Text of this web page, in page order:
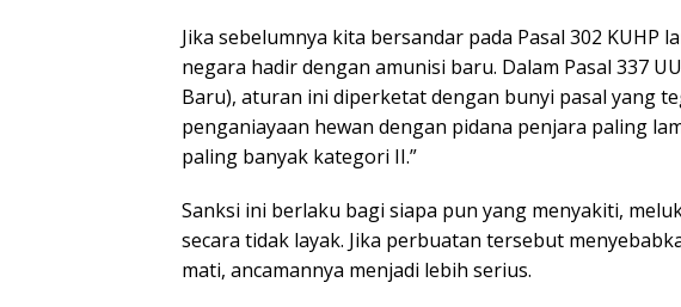
Jika sebelumnya kita bersandar pada Pasal 302 KUHP
negara hadir dengan amunisi baru. Dalam Pasal 337
Baru), aturan ini diperketat dengan bunyi pasal yang
penganiayaan hewan dengan pidana penjara paling
paling banyak kategori II.”
Sanksi ini berlaku bagi siapa pun yang menyakiti,
secara tidak layak. Jika perbuatan tersebut
mati, ancamannya menjadi lebih serius.